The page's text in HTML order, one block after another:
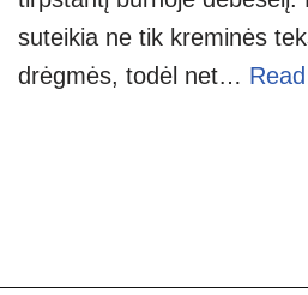
suteikia ne tik kreminės
drėgmės, todėl net…